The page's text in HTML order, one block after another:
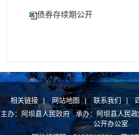
债券存续期公开
相关链接 | 网站地图 | 联系我们 |
主办：阿坝县人民政府 承办：阿坝县人民
公开办公室